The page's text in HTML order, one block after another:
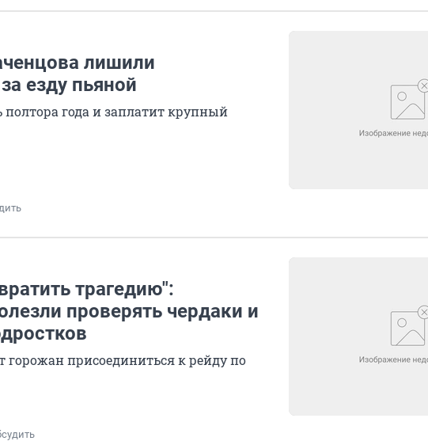
лишили
езду пьяной
полтора года и заплатит крупный
трагедию":
проверять чердаки и
присоединиться к рейду по